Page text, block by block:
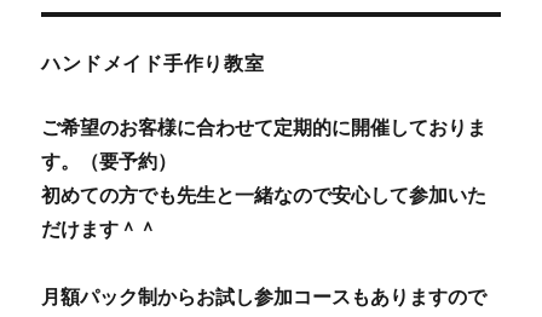
ハンドメイド手作り教室
ご希望のお客様に合わせて定期的に開催しておりま
す。（要予約）
初めての方でも先生と一緒なので安心して参加いた
だけます＾＾
月額パック制からお試し参加コースもありますので